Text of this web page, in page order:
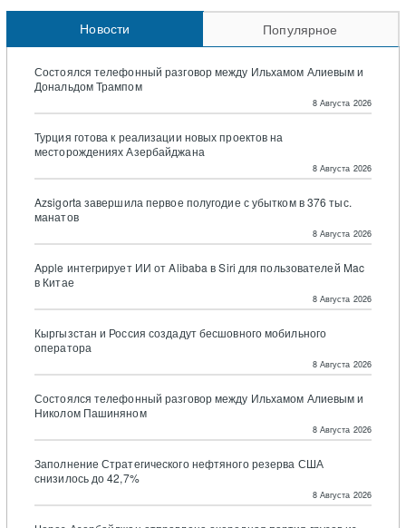
Новости Популярное
Состоялся телефонный разговор между Ильхамом Алиевым и
Дональдом Трампом
8 Августа 2026
Турция готова к реализации новых проектов на
месторождениях Азербайджана
8 Августа 2026
Azsigorta завершила первое полугодие с убытком в 376 тыс.
манатов
8 Августа 2026
Apple интегрирует ИИ от Alibaba в Siri для пользователей Mac
в Китае
8 Августа 2026
Кыргызстан и Россия создадут бесшовного мобильного
оператора
8 Августа 2026
Состоялся телефонный разговор между Ильхамом Алиевым и
Николом Пашиняном
8 Августа 2026
Заполнение Стратегического нефтяного резерва США
снизилось до 42,7%
8 Августа 2026